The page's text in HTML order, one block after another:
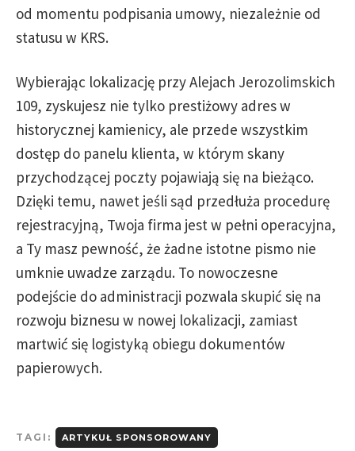
od momentu podpisania umowy, niezależnie od
statusu w KRS.
Wybierając lokalizację przy Alejach Jerozolimskich
109, zyskujesz nie tylko prestiżowy adres w
historycznej kamienicy, ale przede wszystkim
dostęp do panelu klienta, w którym skany
przychodzącej poczty pojawiają się na bieżąco.
Dzięki temu, nawet jeśli sąd przedłuża procedurę
rejestracyjną, Twoja firma jest w pełni operacyjna,
a Ty masz pewność, że żadne istotne pismo nie
umknie uwadze zarządu. To nowoczesne
podejście do administracji pozwala skupić się na
rozwoju biznesu w nowej lokalizacji, zamiast
martwić się logistyką obiegu dokumentów
papierowych.
TAGI: ARTYKUŁ SPONSOROWANY